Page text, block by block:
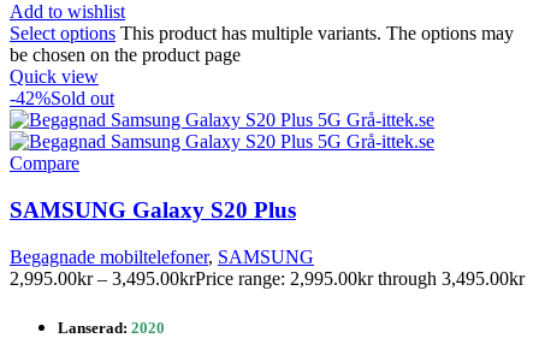
Add to wishlist
Select options This product has multiple variants. The options may
be chosen on the product page
Quick view
-42%Sold out
Compare
SAMSUNG Galaxy S20 Plus
Begagnade mobiltelefoner, SAMSUNG
2,995.00kr – 3,495.00krPrice range: 2,995.00kr through 3,495.00kr
Lanserad: 2020